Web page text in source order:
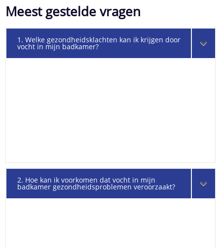
Meest gestelde vragen
1. Welke gezondheidsklachten kan ik krijgen door
vocht in mijn badkamer?
2. Hoe kan ik voorkomen dat vocht in mijn
badkamer gezondheidsproblemen veroorzaakt?